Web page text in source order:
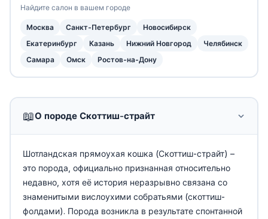
📖О породе Скоттиш-страйт
Шотландская прямоухая кошка (Скоттиш-страйт) –
это порода, официально признанная относительно
недавно, хотя её история неразрывно связана со
знаменитыми вислоухими собратьями (скоттиш-
фолдами). Порода возникла в результате спонтанной
Найдите салон в вашем городе
Москва Санкт-Петербург
Новосибирск
Екатеринбург
Казань Нижний Новгород
Челябинск
Самара
Омск Ростов-на-Дону